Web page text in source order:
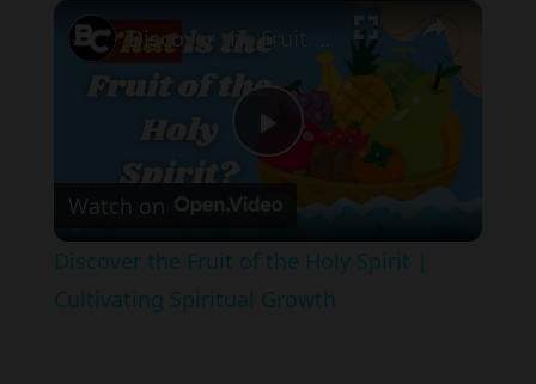
Play
Watch on
Discover the Fruit of the Holy Spirit |
Cultivating Spiritual Growth